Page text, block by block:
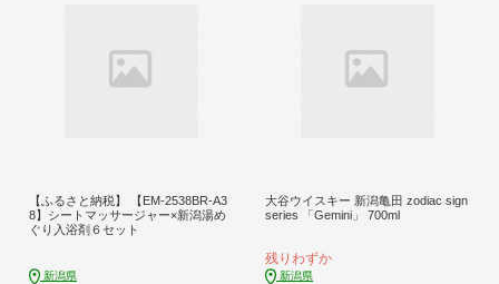
【ふるさと納税】 【EM-2538BR-A3
8】シートマッサージャー×新潟湯め
ぐり入浴剤６セット
新潟県
大谷ウイスキー 新潟亀田 zodiac sign
series 「Gemini」 700ml
残りわずか
新潟県